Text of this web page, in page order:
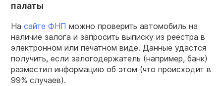
палаты
На сайте ФНП можно проверить автомобиль на
наличие залога и запросить выписку из реестра в
электронном или печатном виде. Данные удастся
получить, если залогодержатель (например, банк)
разместил информацию об этом (что происходит в
99% случаев).